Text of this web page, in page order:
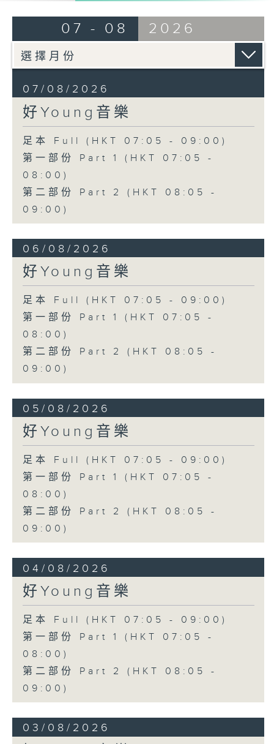
07 - 08 2026
07/08/2026
好Young音樂
足本 Full (HKT 07:05 - 09:00)
第一部份 Part 1 (HKT 07:05 -
08:00)
第二部份 Part 2 (HKT 08:05 -
09:00)
06/08/2026
好Young音樂
足本 Full (HKT 07:05 - 09:00)
第一部份 Part 1 (HKT 07:05 -
08:00)
第二部份 Part 2 (HKT 08:05 -
09:00)
05/08/2026
好Young音樂
足本 Full (HKT 07:05 - 09:00)
第一部份 Part 1 (HKT 07:05 -
08:00)
第二部份 Part 2 (HKT 08:05 -
09:00)
04/08/2026
好Young音樂
足本 Full (HKT 07:05 - 09:00)
第一部份 Part 1 (HKT 07:05 -
08:00)
第二部份 Part 2 (HKT 08:05 -
09:00)
03/08/2026